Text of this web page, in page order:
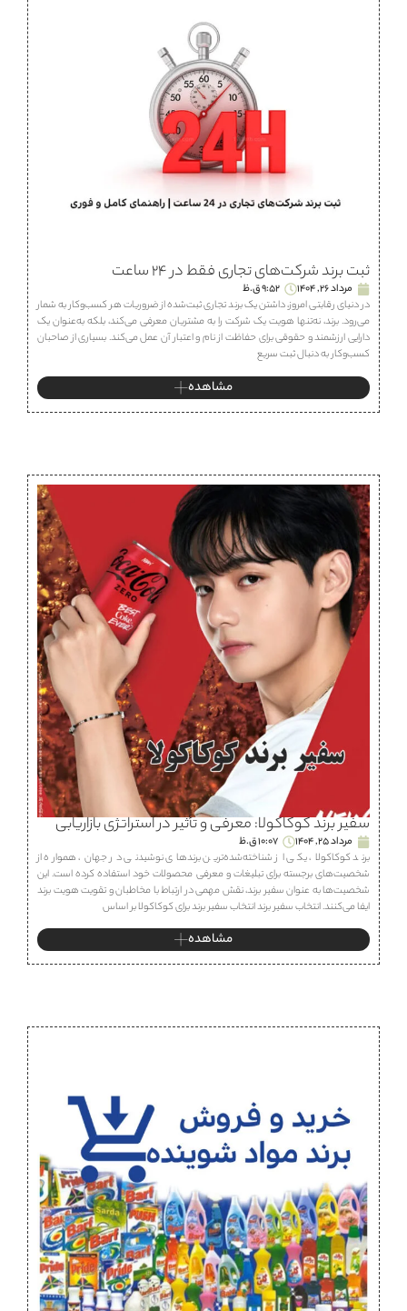
ثبت برند شرکت‌های تجاری فقط در ۲۴ ساعت
مرداد 26, 1404
9:52 ق.ظ
در دنیای رقابتی امروز، داشتن یک برند تجاری ثبت‌شده از ضروریات هر کسب‌وکار به شمار
می‌رود. برند، نه‌تنها هویت یک شرکت را به مشتریان معرفی می‌کند، بلکه به‌عنوان یک
دارایی ارزشمند و حقوقی برای حفاظت از نام و اعتبار آن عمل می‌کند. بسیاری از صاحبان
کسب‌وکار به دنبال ثبت سریع
مشاهده
سفیر برند کوکاکولا: معرفی و تأثیر در استراتژی بازاریابی
مرداد 25, 1404
10:07 ق.ظ
برند کوکاکولا، یکی از شناخته‌شده‌ترین برندهای نوشیدنی در جهان، همواره از
شخصیت‌های برجسته برای تبلیغات و معرفی محصولات خود استفاده کرده است. این
شخصیت‌ها به عنوان سفیر برند، نقش مهمی در ارتباط با مخاطبان و تقویت هویت برند
ایفا می‌کنند. انتخاب سفیر برند انتخاب سفیر برند برای کوکاکولا بر اساس
مشاهده